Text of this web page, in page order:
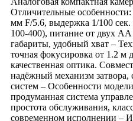
Отличительные
мм F/5.6, выдержка 1/100
100-400), питание от двух
габариты, удобный хват –
точная фокусировка от 1.2 м
качественная оптика.
надёжный механизм затвора,
систем – Особенности
продуманная система
простота обслуживания,
современном исполнении –